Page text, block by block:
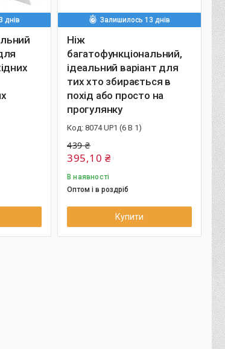
днів Залишилось 13 днів
Ніж
багатофункціональний,
ідеальний варіант для
тих хто збирається в
похід або просто на
прогулянку
8074 UP1 (6 В 1)
439 ₴
395,10 ₴
В наявності
Оптом і в роздріб
Купити